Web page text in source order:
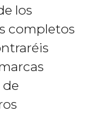
los
completos